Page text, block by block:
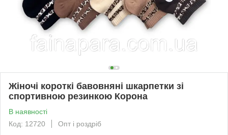
Жіночі короткі бавовняні шкарпетки зі
спортивною резинкою Корона
В наявності
Код: 12720
Опт і роздріб